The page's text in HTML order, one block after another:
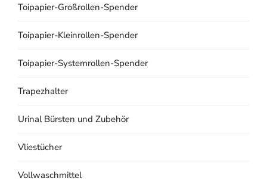
Toipapier-Großrollen-Spender
Toipapier-Kleinrollen-Spender
Toipapier-Systemrollen-Spender
Trapezhalter
Urinal Bürsten und Zubehör
Vliestücher
Vollwaschmittel